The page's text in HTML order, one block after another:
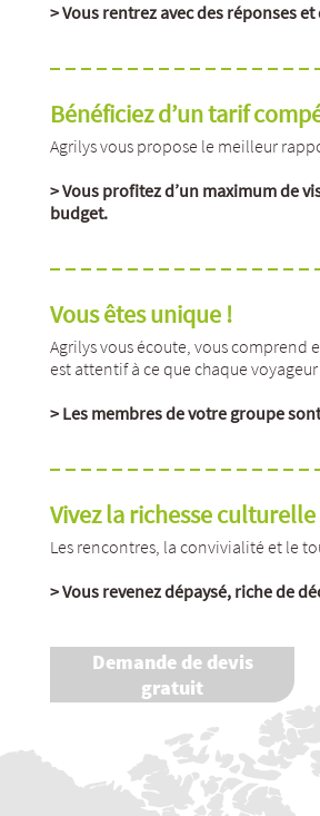
> Vous rentrez avec des réponses
Bénéficiez d’un tarif
Agrilys vous propose le meilleur
> Vous profitez d’un maximum de
budget.
Vous êtes unique !
Agrilys vous écoute, vous comprend
est attentif à ce que chaque
> Les membres de votre groupe
Vivez la richesse
Les rencontres, la convivialité et le
> Vous revenez dépaysé, riche de
Demande de devis
gratuit